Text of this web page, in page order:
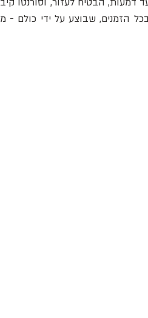
הזמנים, שבוצע על ידי כולם - מ